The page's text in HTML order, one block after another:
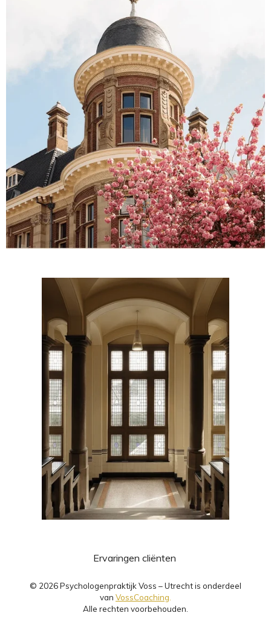
Ervaringen cliënten
© 2026 Psychologenpraktijk Voss – Utrecht is onderdeel
van VossCoaching
Alle rechten voorbehouden.